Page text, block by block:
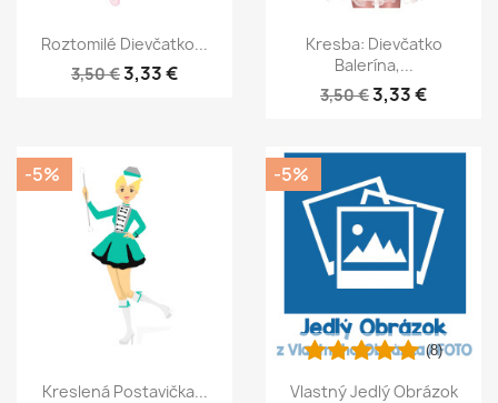
Roztomilé Dievčatko...
3,50 €3,33 €
Kresba: Dievčatko
Balerína,...
3,50 €3,33 €
Kreslená Postavička...
-5%
Vlastný Jedlý Obrázok
(8)
-5%